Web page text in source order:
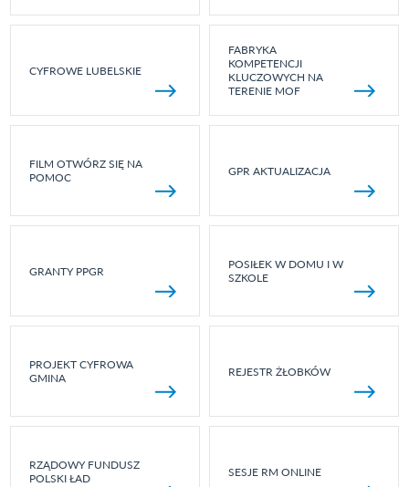
CYFROWE LUBELSKIE
FABRYKA
KOMPETENCJI
KLUCZOWYCH NA
TERENIE MOF
FILM OTWÓRZ SIĘ NA
POMOC
GPR AKTUALIZACJA
GRANTY PPGR
POSIŁEK W DOMU I W
SZKOLE
PROJEKT CYFROWA
GMINA
REJESTR ŻŁOBKÓW
RZĄDOWY FUNDUSZ
POLSKI ŁAD
SESJE RM ONLINE